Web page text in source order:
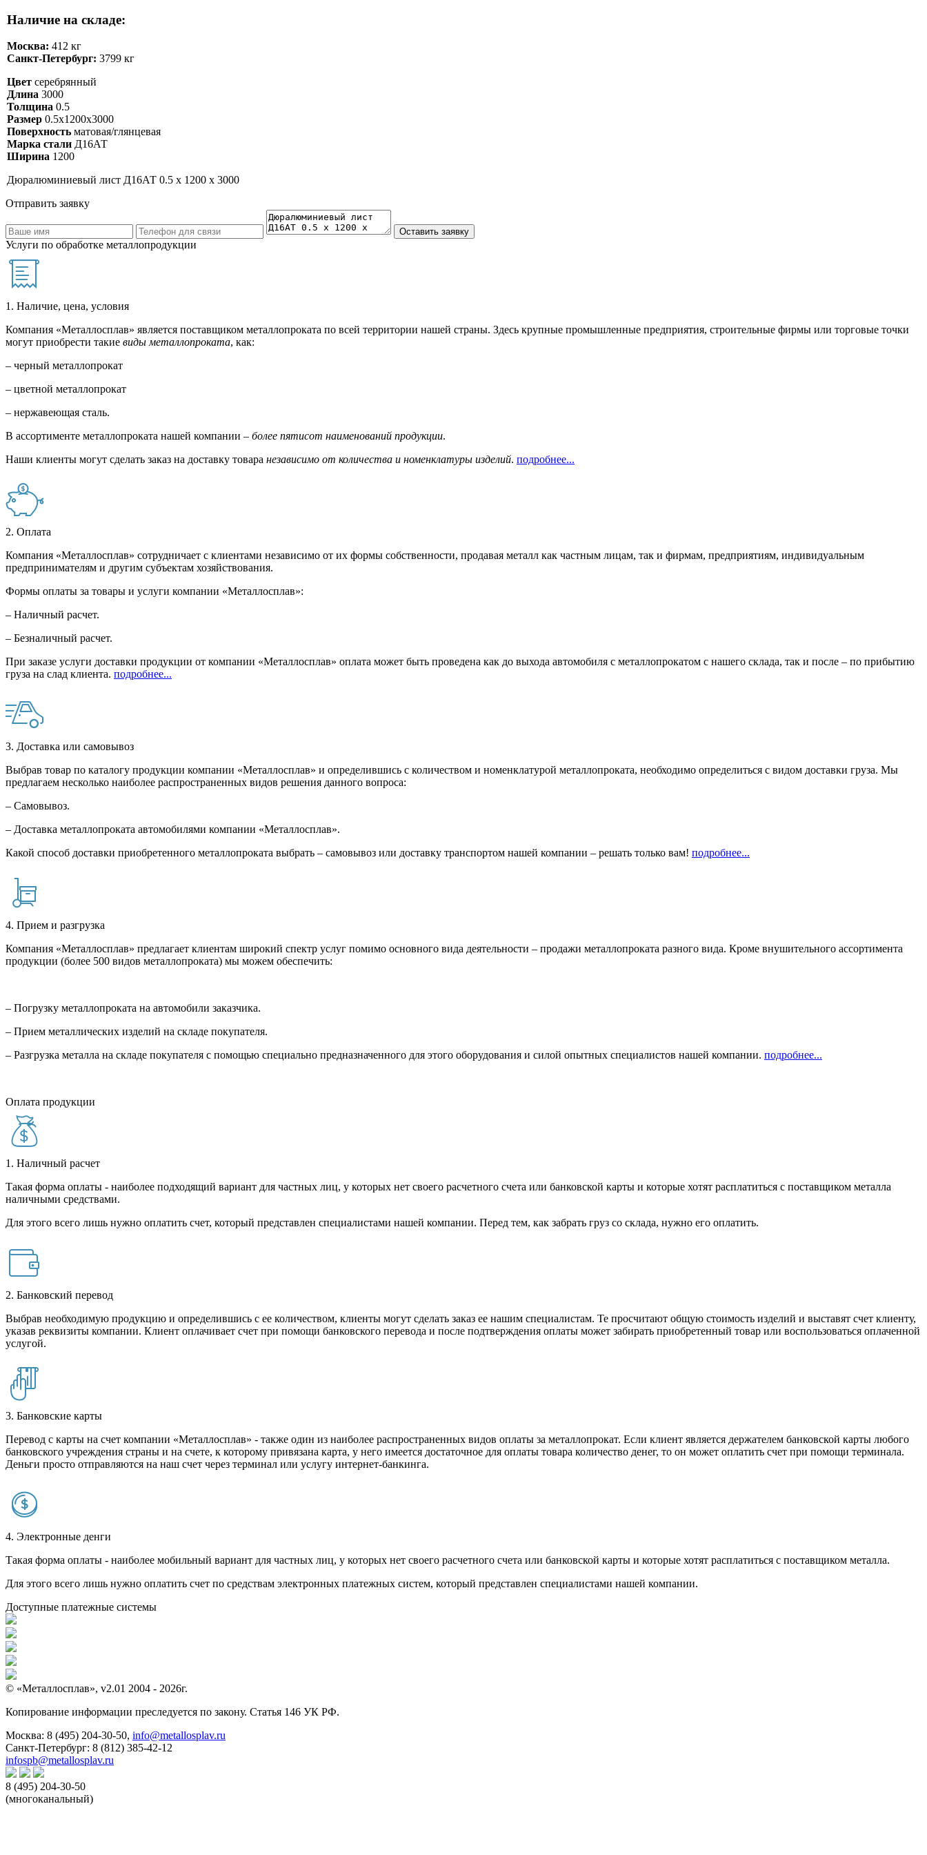
Наличие на складе:
Москва: 412 кг
Санкт-Петербург: 3799 кг
Цвет серебрянный
Длина 3000
Толщина 0.5
Размер 0.5х1200х3000
Поверхность матовая/глянцевая
Марка стали Д16АТ
Ширина 1200
Дюралюминиевый лист Д16АТ 0.5 х 1200 х 3000
Отправить заявку
Услуги по обработке металлопродукции
1. Наличие, цена, условия
Компания «Металлосплав» является поставщиком металлопроката по всей территории нашей страны. Здесь крупные промышленные предприятия, строительные фирмы или торговые точки
могут приобрести такие виды металлопроката, как:
– черный металлопрокат
– цветной металлопрокат
– нержавеющая сталь.
В ассортименте металлопроката нашей компании – более пятисот наименований продукции.
Наши клиенты могут сделать заказ на доставку товара независимо от количества и номенклатуры изделий. подробнее...
2. Оплата
Компания «Металлосплав» сотрудничает с клиентами независимо от их формы собственности, продавая металл как частным лицам, так и фирмам, предприятиям, индивидуальным
предпринимателям и другим субъектам хозяйствования.
Формы оплаты за товары и услуги компании «Металлосплав»:
– Наличный расчет.
– Безналичный расчет.
При заказе услуги доставки продукции от компании «Металлосплав» оплата может быть проведена как до выхода автомобиля с металлопрокатом с нашего склада, так и после – по прибытию
груза на слад клиента. подробнее...
3. Доставка или самовывоз
Выбрав товар по каталогу продукции компании «Металлосплав» и определившись с количеством и номенклатурой металлопроката, необходимо определиться с видом доставки груза. Мы
предлагаем несколько наиболее распространенных видов решения данного вопроса:
– Самовывоз.
– Доставка металлопроката автомобилями компании «Металлосплав».
Какой способ доставки приобретенного металлопроката выбрать – самовывоз или доставку транспортом нашей компании – решать только вам! подробнее...
4. Прием и разгрузка
Компания «Металлосплав» предлагает клиентам широкий спектр услуг помимо основного вида деятельности – продажи металлопроката разного вида. Кроме внушительного ассортимента
продукции (более 500 видов металлопроката) мы можем обеспечить:
– Погрузку металлопроката на автомобили заказчика.
– Прием металлических изделий на складе покупателя.
– Разгрузка металла на складе покупателя с помощью специально предназначенного для этого оборудования и силой опытных специалистов нашей компании. подробнее...
Оплата продукции
1. Наличный расчет
Такая форма оплаты - наиболее подходящий вариант для частных лиц, у которых нет своего расчетного счета или банковской карты и которые хотят расплатиться с поставщиком металла
наличными средствами.
Для этого всего лишь нужно оплатить счет, который представлен специалистами нашей компании. Перед тем, как забрать груз со склада, нужно его оплатить.
2. Банковский перевод
Выбрав необходимую продукцию и определившись с ее количеством, клиенты могут сделать заказ ее нашим специалистам. Те просчитают общую стоимость изделий и выставят счет клиенту,
указав реквизиты компании. Клиент оплачивает счет при помощи банковского перевода и после подтверждения оплаты может забирать приобретенный товар или воспользоваться оплаченной
услугой.
3. Банковские карты
Перевод с карты на счет компании «Металлосплав» - также один из наиболее распространенных видов оплаты за металлопрокат. Если клиент является держателем банковской карты любого
банковского учреждения страны и на счете, к которому привязана карта, у него имеется достаточное для оплаты товара количество денег, то он может оплатить счет при помощи терминала.
Деньги просто отправляются на наш счет через терминал или услугу интернет-банкинга.
4. Электронные денги
Такая форма оплаты - наиболее мобильный вариант для частных лиц, у которых нет своего расчетного счета или банковской карты и которые хотят расплатиться с поставщиком металла.
Для этого всего лишь нужно оплатить счет по средствам электронных платежных систем, который представлен специалистами нашей компании.
Доступные платежные системы
© «Металлосплав», v2.01 2004 - 2026г.
Копирование информации преследуется по закону. Статья 146 УК РФ.
Москва: 8 (495) 204-30-50, info@metallosplav.ru
Санкт-Петербург: 8 (812) 385-42-12
infospb@metallosplav.ru
8 (495) 204-30-50
(многоканальный)